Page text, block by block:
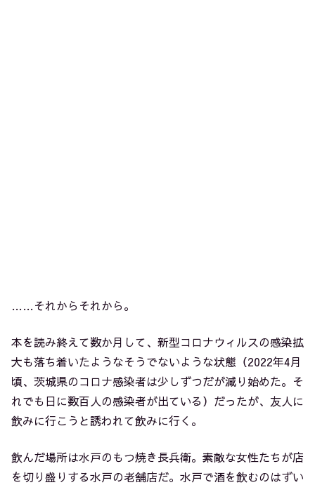
……それからそれから。
本を読み終えて数か月して、新型コロナウィルスの感染拡
大も落ち着いたようなそうでないような状態（2022年4月
頃、茨城県のコロナ感染者は少しずつだが減り始めた。そ
れでも日に数百人の感染者が出ている）だったが、友人に
飲みに行こうと誘われて飲みに行く。
飲んだ場所は水戸のもつ焼き長兵衛。素敵な女性たちが店
を切り盛りする水戸の老舗店だ。水戸で酒を飲むのはずい